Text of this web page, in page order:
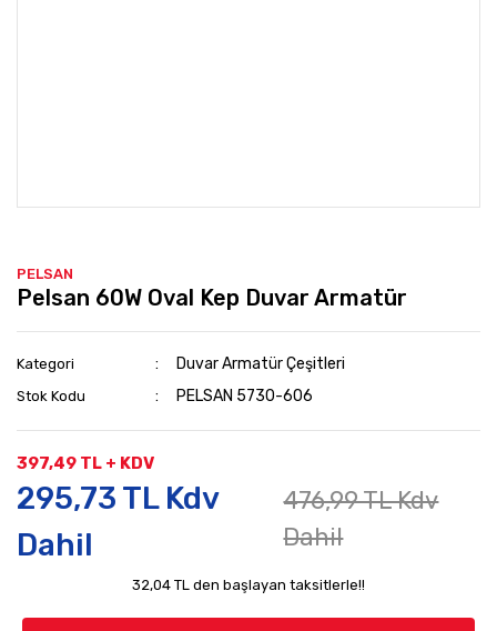
PELSAN
Pelsan 60W Oval Kep Duvar Armatür
Kategori Duvar Armatür Çeşitleri
Stok Kodu PELSAN 5730-606
397,49 TL + KDV
295,73 TL Kdv
Dahil
476,99 TL Kdv
Dahil
32,04 TL den başlayan taksitlerle!!